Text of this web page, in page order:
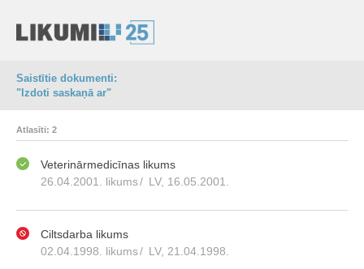
Saistītie dokumenti:
"Izdoti saskaņā ar"
Atlasīti: 2
Veterinārmedicīnas likums
26.04.2001. likums/ LV, 16.05.2001.
Ciltsdarba likums
02.04.1998. likums/ LV, 21.04.1998.